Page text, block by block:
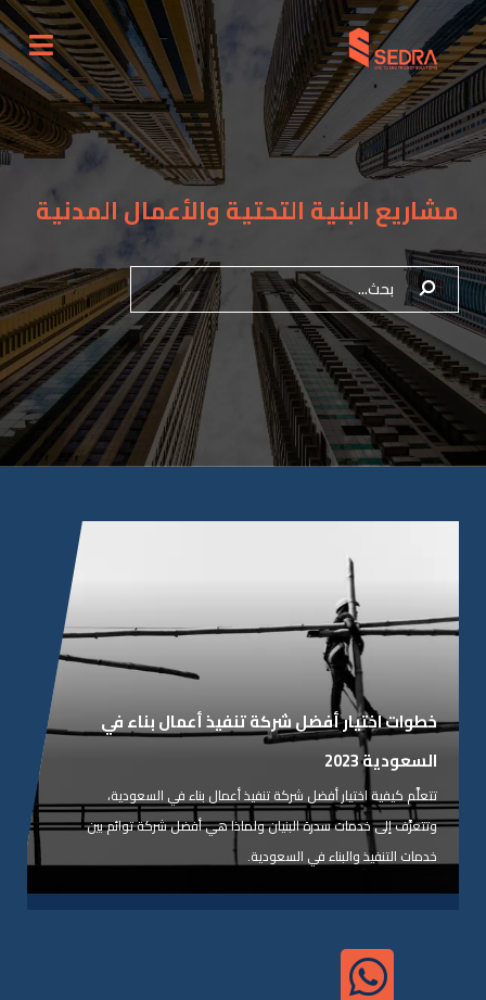
مشاريع البنية التحتية والأعمال المدنية
خطوات اختيار أفضل شركة تنفيذ أعمال بناء في
السعودية 2023
تتعلَّم كيفية اختيار أفضل شركة تنفيذ أعمال بناء في السعودية،
وتتعرَّف إلى خدمات سدرة البنيان ولماذا هي أفضل شركة توائم بين
خدمات التنفيذ والبناء في السعودية.